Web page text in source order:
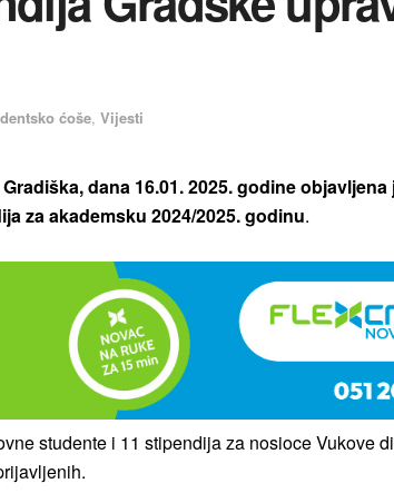
ćoše, Vijesti
dana 16.01. 2025. godine objavljena
za akademsku 2024/2025. godinu.
studente i 11 stipendija za nosioce Vukove